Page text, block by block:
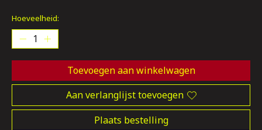
Hoeveelheid:
Toevoegen aan winkelwagen
Aan verlanglijst toevoegen
Plaats bestelling